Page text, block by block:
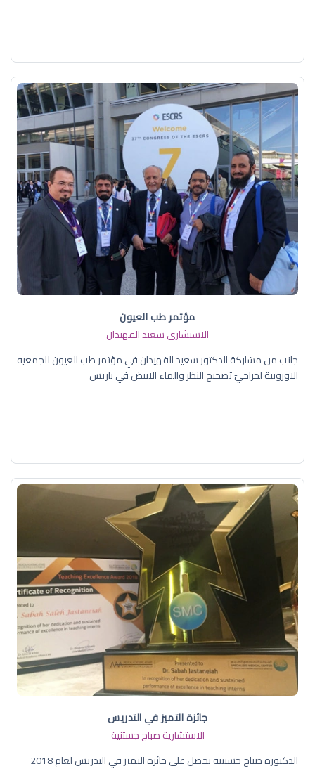
مؤتمر طب العيون
الاستشاري سعيد القهيدان
جانب من مشاركة الدكتور سعيد القهيدان في مؤتمر طب العيون للجمعيه
الاوروبية لجراحيّ تصحيح النظر والماء الابيض في باريس
جائزة التميز في التدريس
الاستشارية صباح جستنية
الدكتورة صباح جستنية تحصل على جائزة التميز في التدريس لعام 2018